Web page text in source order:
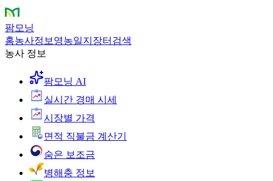
팜모닝
홈농사정보 영농일지 장터 검색
농사 정보
팜모닝 AI
실시간 경매 시세
시장별 가격
면적 직불금 계산기
숨은 보조금
병해충 정보